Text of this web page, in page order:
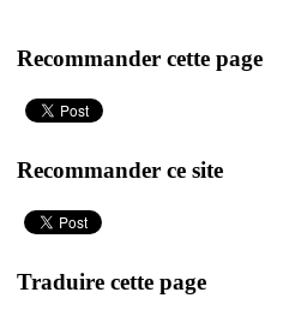
Recommander cette page
Recommander ce site
Traduire cette page